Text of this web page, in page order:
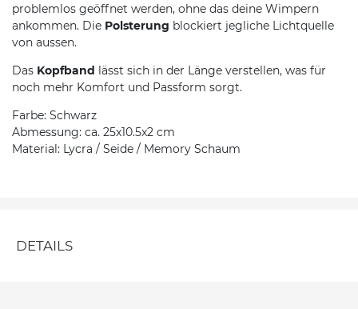
problemlos geöffnet werden, ohne das deine Wimpern
ankommen. Die Polsterung blockiert jegliche Lichtquelle
von aussen.
Das Kopfband lässt sich in der Länge verstellen, was für
noch mehr Komfort und Passform sorgt.
Farbe: Schwarz
Abmessung: ca. 25x10.5x2 cm
Material: Lycra / Seide / Memory Schaum
DETAILS